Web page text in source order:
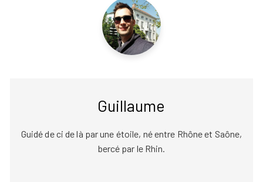
Guillaume
Guidé de ci de là par une étoile, né entre Rhône et Saône,
bercé par le Rhin.